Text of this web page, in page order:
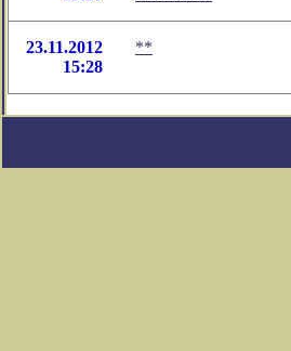
23.11.2012
15:28
**